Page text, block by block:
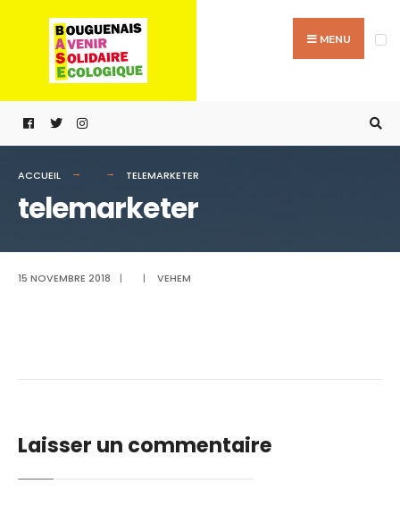
contenu
MENU
ACCUEIL TELEMARKETER
telemarketer
15 NOVEMBRE 2018 | | VEHEM
Laisser un commentaire
for: